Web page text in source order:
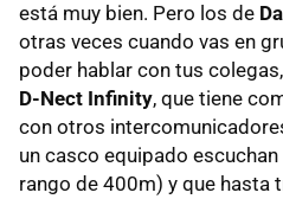
está muy bien. Pero los de
otras veces cuando vas en
poder hablar con tus
D-Nect Infinity, que tiene
con otros
un casco equipado
rango de 400m) y que hasta